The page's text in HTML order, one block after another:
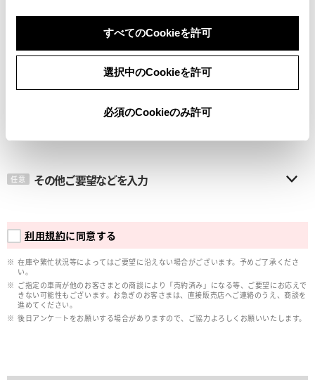
すべてのCookieを許可
選択中のCookieを許可
必須のCookieのみ許可
メールアドレス
任意 その他ご要望などを入力
利用規約に同意する
在庫や繁忙状況等によってはご要望に沿えない場合がございます。予めご了承くださ
い。
ご指定の車両が他のお客さまとの商談により「売約済み」になる等、ご要望にお応えで
きない可能性もございます。お急ぎのお客さまは、直接販売店へご連絡のうえ、商談を
進めてください。
後日アンケ―トをお願いする場合がありますので、ご協力よろしくお願いいたします。